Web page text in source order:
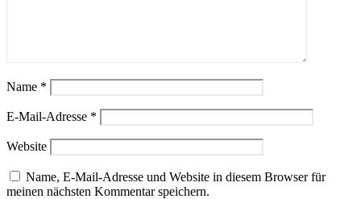
Name *
E-Mail-Adresse *
Website
Name, E-Mail-Adresse und Website in diesem Browser für
meinen nächsten Kommentar speichern.